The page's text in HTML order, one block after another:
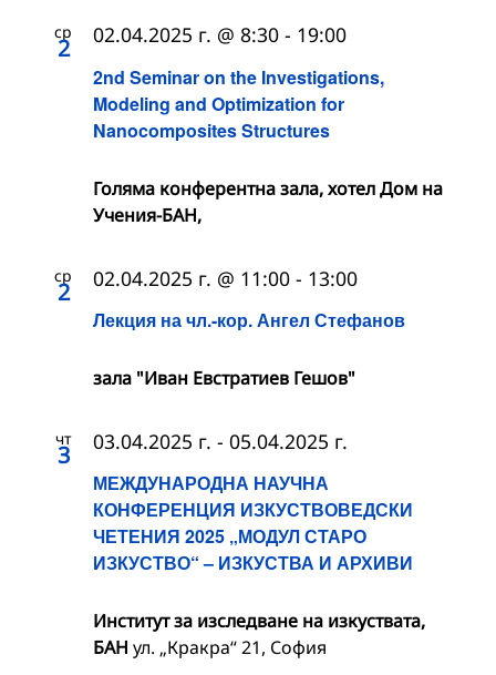
ср
2
2nd Seminar on the Investigations,
Modeling and Optimization for
Nanocomposites Structures
02.04.2025 г. @ 8:30 - 19:00
Голяма конферентна зала, хотел Дом на
Учения-БАН,
ср
2
Лекция на чл.-кор. Ангел Стефанов
02.04.2025 г. @ 11:00 - 13:00
зала "Иван Евстратиев Гешов"
чт
3
МЕЖДУНАРОДНА НАУЧНА
КОНФЕРЕНЦИЯ ИЗКУСТВОВЕДСКИ
ЧЕТЕНИЯ 2025 „МОДУЛ СТАРО
ИЗКУСТВО“ – ИЗКУСТВА И АРХИВИ
03.04.2025 г. - 05.04.2025 г.
Институт за изследване на изкуствата,
БАН ул. „Кракра“ 21, София